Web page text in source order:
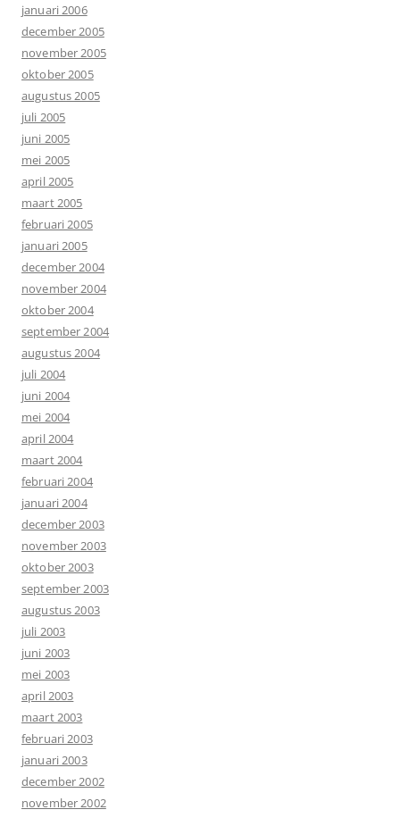
januari 2006
december 2005
november 2005
oktober 2005
augustus 2005
juli 2005
juni 2005
mei 2005
april 2005
maart 2005
februari 2005
januari 2005
december 2004
november 2004
oktober 2004
september 2004
augustus 2004
juli 2004
juni 2004
mei 2004
april 2004
maart 2004
februari 2004
januari 2004
december 2003
november 2003
oktober 2003
september 2003
augustus 2003
juli 2003
juni 2003
mei 2003
april 2003
maart 2003
februari 2003
januari 2003
december 2002
november 2002